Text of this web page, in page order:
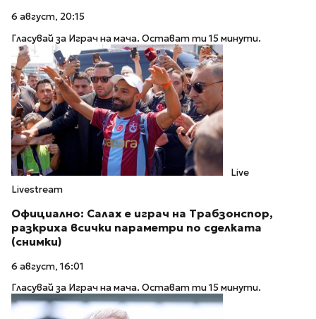
6 август, 20:15
Гласувай за Играч на мача. Остават ти 15 минути.
Live
Livestream
Официално: Салах е играч на Трабзонспор,
разкриха всички параметри по сделката
(снимки)
6 август, 16:01
Гласувай за Играч на мача. Остават ти 15 минути.